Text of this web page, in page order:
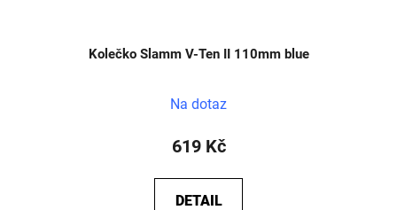
Kolečko Slamm V-Ten II 110mm blue
Na dotaz
619 Kč
DETAIL